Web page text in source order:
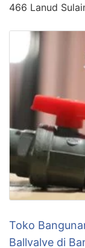
466 Lanud
Toko
Ballvalve di